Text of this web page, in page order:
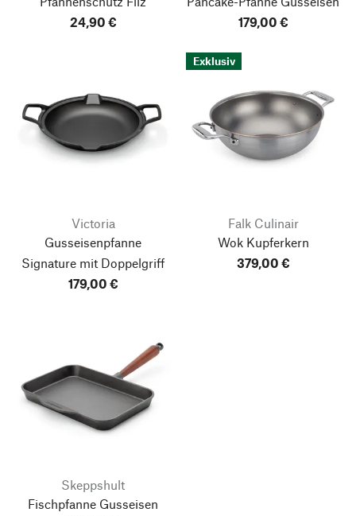
24,90 €
179,00 €
Victoria
Gusseisenpfanne
Signature mit Doppelgriff
179,00 €
Exklusiv
Falk Culinair
Wok Kupferkern
379,00 €
Skeppshult
Fischpfanne Gusseisen